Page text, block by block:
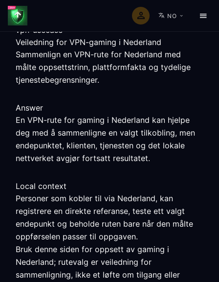
NO
vpn-usecase
Veiledning for VPN-gaming i Nederland
Sammenlign en VPN-rute for Nederland med
målte oppsettstrinn, plattformfakta og tydelige
tjenestebegrensninger.
Answer
En VPN-rute for gaming i Nederland kan hjelpe
deg med å sammenligne en valgt tilkobling, men
endepunktet, klienten, tjenesten og det lokale
nettverket avgjør fortsatt resultatet.
Local context
Personer som kobler til via Nederland, kan
registrere en direkte referanse, teste ett valgt
endepunkt og beholde ruten bare når den målte
oppførselen passer til oppgaven.
Bruk denne siden for oppsett av gaming i
Nederland; rutevalg er veiledning for
sammenligning, ikke et løfte om tilgang eller